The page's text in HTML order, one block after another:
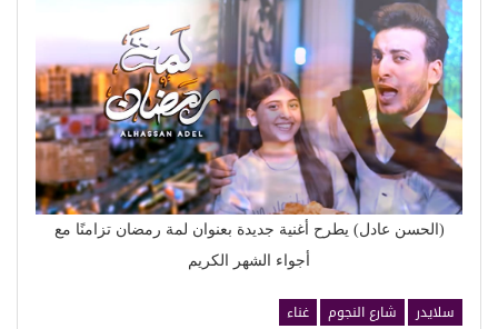
(الحسن عادل) يطرح أغنية جديدة بعنوان لمة رمضان تزامنًا مع
أجواء الشهر الكريم
سلايدر شارع النجوم
غناء